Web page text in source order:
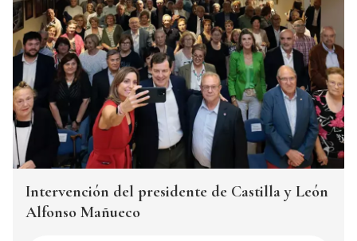
Intervención del presidente de Castilla y León
Alfonso Mañueco